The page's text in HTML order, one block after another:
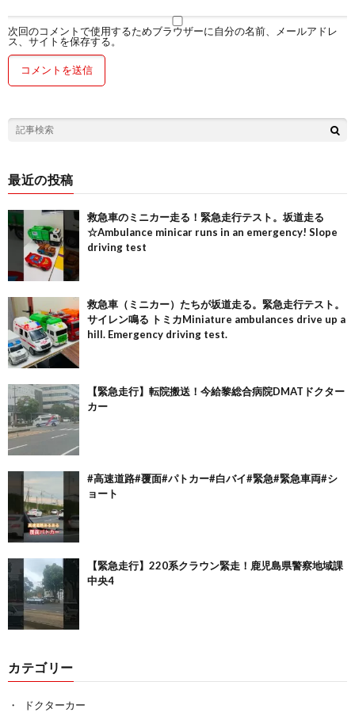
次回のコメントで使用するためブラウザーに自分の名前、メールアドレ
ス、サイトを保存する。
最近の投稿
救急車のミニカー走る！緊急走行テスト。坂道走る
☆Ambulance minicar runs in an emergency! Slope
driving test
救急車（ミニカー）たちが坂道走る。緊急走行テスト。
サイレン鳴る トミカMiniature ambulances drive up a
hill. Emergency driving test.
【緊急走行】転院搬送！今給黎総合病院DMATドクター
カー
#高速道路#覆面#パトカー#白バイ#緊急#緊急車両#シ
ョート
【緊急走行】220系クラウン緊走！鹿児島県警察地域課
中央4
カテゴリー
ドクターカー